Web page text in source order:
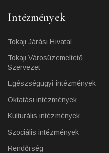
Intézmények
Tokaji Járási Hivatal
Tokaji Városüzemeltető
Szervezet
Egészségügyi intézmények
Oktatási intézmények
Kulturális intézmények
Szociális intézmények
Rendőrség